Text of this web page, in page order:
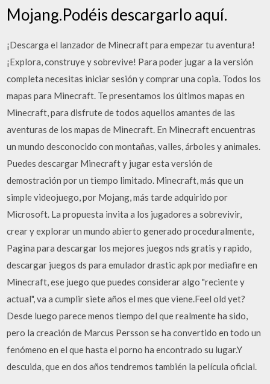
Mojang.Podéis descargarlo aquí.
¡Descarga el lanzador de Minecraft para empezar tu aventura!
¡Explora, construye y sobrevive! Para poder jugar a la versión
completa necesitas iniciar sesión y comprar una copia. Todos los
mapas para Minecraft. Te presentamos los últimos mapas en
Minecraft, para disfrute de todos aquellos amantes de las
aventuras de los mapas de Minecraft. En Minecraft encuentras
un mundo desconocido con montañas, valles, árboles y animales.
Puedes descargar Minecraft y jugar esta versión de
demostración por un tiempo limitado. Minecraft, más que un
simple videojuego, por Mojang, más tarde adquirido por
Microsoft. La propuesta invita a los jugadores a sobrevivir,
crear y explorar un mundo abierto generado proceduralmente,
Pagina para descargar los mejores juegos nds gratis y rapido,
descargar juegos ds para emulador drastic apk por mediafire en
Minecraft, ese juego que puedes considerar algo "reciente y
actual", va a cumplir siete años el mes que viene.Feel old yet?
Desde luego parece menos tiempo del que realmente ha sido,
pero la creación de Marcus Persson se ha convertido en todo un
fenómeno en el que hasta el porno ha encontrado su lugar.Y
descuida, que en dos años tendremos también la película oficial.